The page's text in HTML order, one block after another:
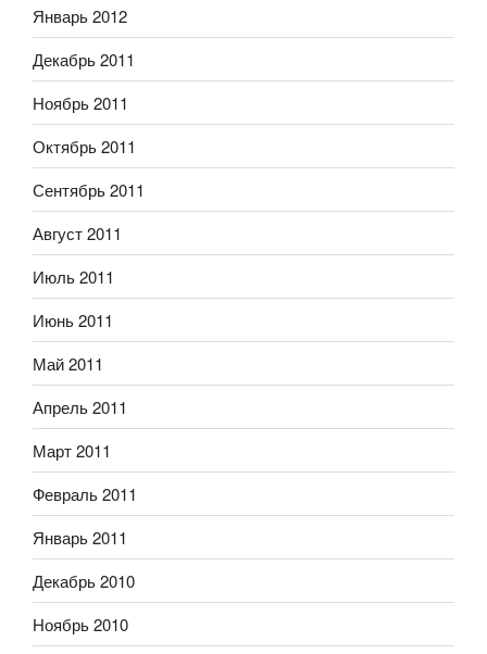
Январь 2012
Декабрь 2011
Ноябрь 2011
Октябрь 2011
Сентябрь 2011
Август 2011
Июль 2011
Июнь 2011
Май 2011
Апрель 2011
Март 2011
Февраль 2011
Январь 2011
Декабрь 2010
Ноябрь 2010